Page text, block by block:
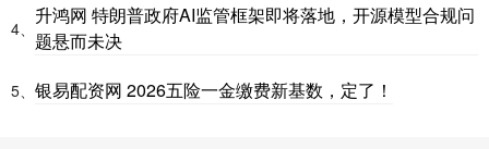
4、
升鸿网 特朗普政府AI监管框架即将落地，开源模型合规问
题悬而未决
5、 银易配资网 2026五险一金缴费新基数，定了！